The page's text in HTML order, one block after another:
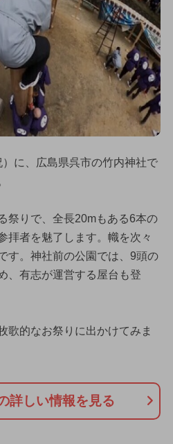
に、広島県呉市の竹内神社で
祭りで、全長20mもある6本の
拝者を魅了します。幟を次々
す。神社前の公園では、9頭の
、有志が運営する屋台も登
歌的なお祭りに出かけてみま
詳しい情報を見る